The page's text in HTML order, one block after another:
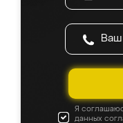
Я
данных